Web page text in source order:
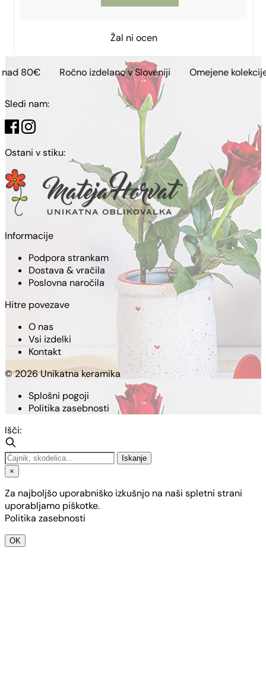
Žal ni ocen
Ročno izdelano v Sloveniji Omejene kolekcije
Sledi nam:
Ostani v stiku:
Informacije
Podpora strankam
Dostava & vračila
Poslovna naročila
Hitre povezave
O nas
Vsi izdelki
Kontakt
© 2026 Unikatna keramika
Splošni pogoji
Politika zasebnosti
Išči:
Iskanje
×
Za najboljšo uporabniško izkušnjo na naši spletni strani
uporabljamo piškotke.
Politika zasebnosti
OK